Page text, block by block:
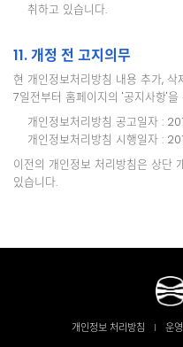
취하고 있습니다.
11. 개정 전 고지의무
현 개인정보처리방침 내용 추가,
7일전부터 홈페이지의 '공지사항'
개인정보처리방침 공고일자 :
개인정보처리방침 시행일자 :
이전의 개인정보 처리방침은 상단
있습니다.
개인정보 처리방침 운